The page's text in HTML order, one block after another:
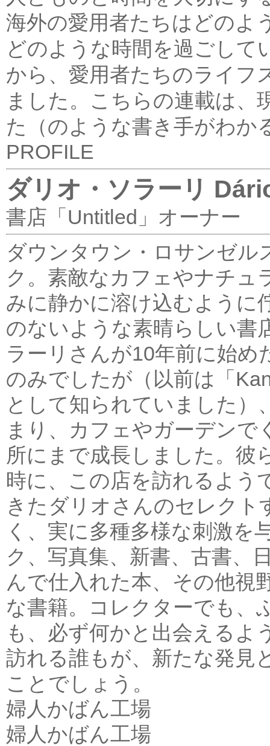
海外の愛用者たちはどのよ
どのような時間を過ごして
から、愛用者たちのライフ
ました。
こちらの連載は、
た（のような書き手がわか
PROFILE
ダリオ・ソラーリ
書店「Untitled」オーナー
ダウンタウン・ロサンゼル
ク。素敵なカフェやナチュ
みに静かに溶け込むように
のないような素晴らしい書
ラーリさんが10年前に始め
のみでしたが（以前は「
として知られていました）
まり、カフェやガーデン
所にまで成長しました。彼
時に、この店を訪れるよう
きたダリオさんのセレクト
く、実に多種多様な刺激を
ク、写真集、新書、古書、
んで仕入れた本、その他視
な書籍。コレクターでも、
も、必ず何かと出会えるよ
訪れる誰もが、新たな発見
ことでしょう。
婦人かばん工場
婦人かばん工場